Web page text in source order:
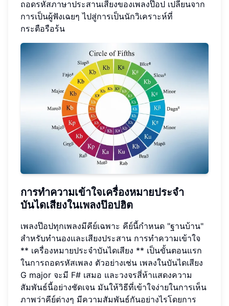
ถอดรหัสภาษาประสานเสียงของเพลงป๊อป เปลี่ยนจาก
การเป็นผู้ฟังเฉยๆ ไปสู่การเป็นนักวิเคราะห์ที่
กระตือรือร้น
การทำความเข้าใจเครื่องหมายประจำ
บันไดเสียงในเพลงป๊อปฮิต
เพลงป๊อปทุกเพลงมีคีย์เฉพาะ คีย์นี้กำหนด "ฐานบ้าน"
สำหรับทำนองและเสียงประสาน การทำความเข้าใจ
** เครื่องหมายประจำบันไดเสียง ** เป็นขั้นตอนแรก
ในการถอดรหัสเพลง ตัวอย่างเช่น เพลงในบันไดเสียง
G major จะมี F# เสมอ และวงจรสี่ห้าแสดงความ
สัมพันธ์นี้อย่างชัดเจน มันให้วิธีที่เข้าใจง่ายในการเห็น
ภาพว่าคีย์ต่างๆ มีความสัมพันธ์กันอย่างไรโดยการ